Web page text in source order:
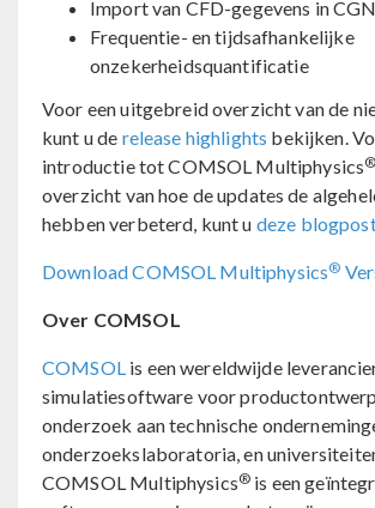
Import van CFD-gegevens in
Frequentie- en tijdsafhankelijke
onzekerheidsquantificatie
Voor een uitgebreid overzicht van de
kunt u de release highlights bekijken.
introductie tot COMSOL Multiphysics®
overzicht van hoe de updates de
hebben verbeterd, kunt u deze
Download COMSOL Multiphysics®
Over COMSOL
COMSOLis een wereldwijde
simulatiesoftware voor
onderzoek aan technische
onderzoekslaboratoria, en
COMSOL Multiphysics® is een